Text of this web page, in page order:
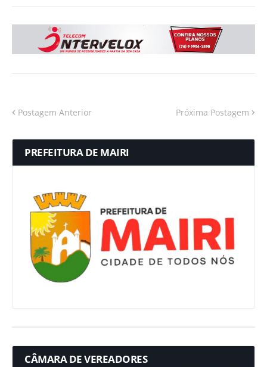
Postagem Anterior Próxima Postagem
PREFEITURA DE MAIRI
CÂMARA DE VEREADORES